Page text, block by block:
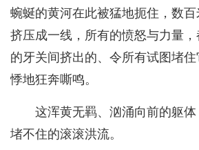
蜿蜒的黄河在此被猛地扼住，数
挤压成一线，所有的愤怒与力量
的牙关间挤出的、令所有试图堵
悸地狂奔嘶鸣。
这浑黄无羁、汹涌向前的躯
堵不住的滚滚洪流。